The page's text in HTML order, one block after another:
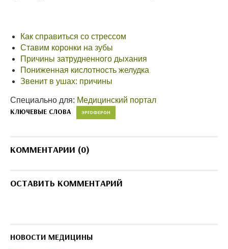
Как справиться со стрессом
Ставим коронки на зубы
Причины затрудненного дыхания
Пониженная кислотность желудка
Звенит в ушах: причины
Специально для: Медицинский портал
КЛЮЧЕВЫЕ СЛОВА ЭРГОФЕРОН
КОММЕНТАРИИ (0)
ОСТАВИТЬ КОММЕНТАРИЙ
НОВОСТИ МЕДИЦИНЫ